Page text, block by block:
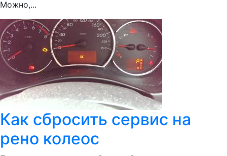
Можно,...
Как сбросить сервис на
рено колеос